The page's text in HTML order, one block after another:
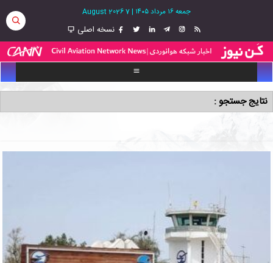
جمعه ۱۶ مرداد ۱۴۰۵ |
7 August 2026
نسخه اصلی
نتایج جستجو :